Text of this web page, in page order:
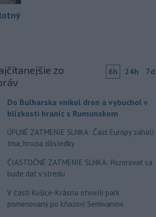
zo
6h 24h 7d
Do Bulharska vnikol dron a vybuchol v
blízkosti hraníc s Rumunskom
ÚPLNÉ ZATMENIE SLNKA: Časť Európy zahalí
tma, hrozia dôsledky
ČIASTOČNÉ ZATMENIE SLNKA: Pozorovať sa
bude dať v stredu
V časti Košice-Krásna otvorili park
pomenovaný po kňazovi Semivanovi